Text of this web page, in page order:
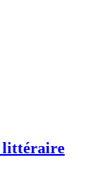
littéraire